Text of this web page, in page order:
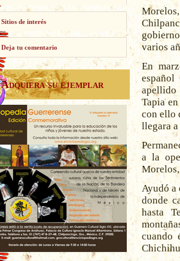
Sitios de interés
Deja tu comentario
Adquiera su ejemplar
varios
En
español
apellido
Tapia
con ello
llegara
a la
Ayudó a
donde
hasta
cuando